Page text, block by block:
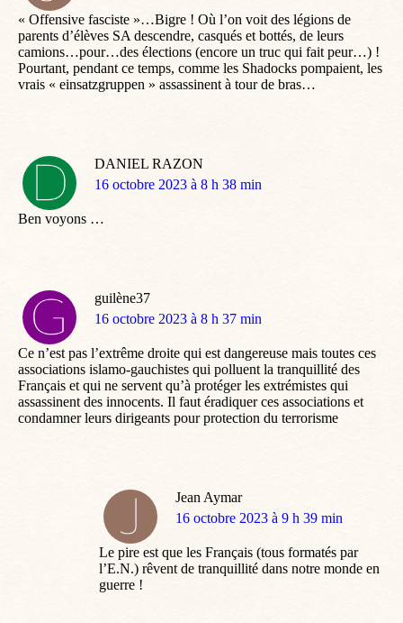
« Offensive fasciste »…Bigre ! Où l’on voit des légions de
parents d’élèves SA descendre, casqués et bottés, de leurs
camions…pour…des élections (encore un truc qui fait peur…) !
Pourtant, pendant ce temps, comme les Shadocks pompaient, les
vrais « einsatzgruppen » assassinent à tour de bras…
DANIEL RAZON
dit
16 octobre 2023 à 8 h 38 min
Ben voyons …
guilène37
dit
16 octobre 2023 à 8 h 37 min
Ce n’est pas l’extrême droite qui est dangereuse mais toutes ces
associations islamo-gauchistes qui polluent la tranquillité des
Français et qui ne servent qu’à protéger les extrémistes qui
assassinent des innocents. Il faut éradiquer ces associations et
condamner leurs dirigeants pour protection du terrorisme
Jean Aymar
dit
16 octobre 2023 à 9 h 39 min
Le pire est que les Français (tous formatés par
l’E.N.) rêvent de tranquillité dans notre monde en
guerre !